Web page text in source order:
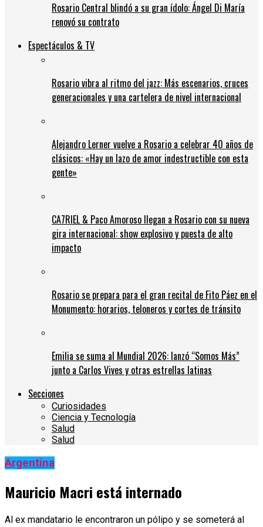
Rosario Central blindó a su gran ídolo: Ángel Di María
renovó su contrato
Espectáculos & TV
Rosario vibra al ritmo del jazz: Más escenarios, cruces
generacionales y una cartelera de nivel internacional
Alejandro Lerner vuelve a Rosario a celebrar 40 años de
clásicos: «Hay un lazo de amor indestructible con esta
gente»
CA7RIEL & Paco Amoroso llegan a Rosario con su nueva
gira internacional: show explosivo y puesta de alto
impacto
Rosario se prepara para el gran recital de Fito Páez en el
Monumento: horarios, teloneros y cortes de tránsito
Emilia se suma al Mundial 2026: lanzó “Somos Más”
junto a Carlos Vives y otras estrellas latinas
Secciones
Curiosidades
Ciencia y Tecnología
Salud
Salud
Argentina
Mauricio Macri está internado
Al ex mandatario le encontraron un pólipo y se someterá al